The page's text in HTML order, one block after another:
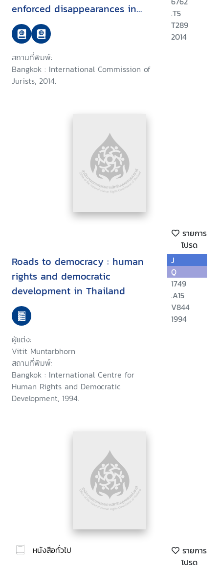
enforced disappearances in
Thailand
สถานที่พิมพ์:
Bangkok : International Commission of
Jurists, 2014.
.T5
T289
2014
รายการ
โปรด
Roads to democracy : human
rights and democratic
development in Thailand
ผู้แต่ง:
Vitit Muntarbhorn
สถานที่พิมพ์:
Bangkok : International Centre for
Human Rights and Democratic
Development, 1994.
J
Q
1749
.A15
V844
1994
หนังสือทั่วไป
รายการ
โปรด